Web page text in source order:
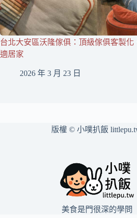
台北大安區沃隆傢俱：頂級傢俱客製化
適居家
2026 年 3 月 23 日
版權 © 小噗扒飯
美食是門很深的學問